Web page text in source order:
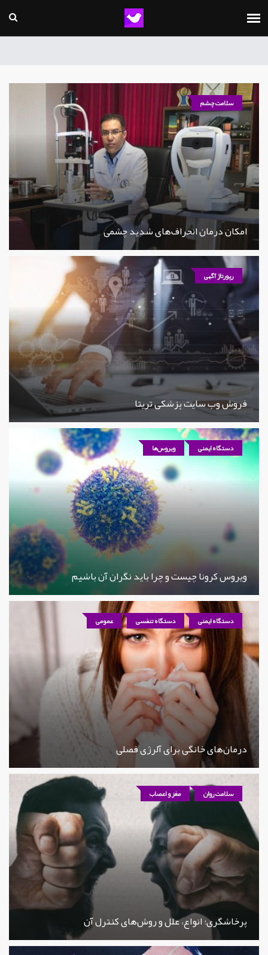
سلامت چشم
امکان درمان انحراف‌های شدید چشمی
رپورتاژ آگهی
فروش وب سایت پزشکی تریتا
دستگاه ایمنی ویروس‌ها
ویروس کرونا چیست و چرا باید نگران آن باشیم
دستگاه ایمنی دستگاه تنفسی عمومی
درمان‌های خانگی برای آلرژی فصلی
سلامت روان مغز و اعصاب
پرخاشگری؛ انواع، علل و روش‌های کنترل آن